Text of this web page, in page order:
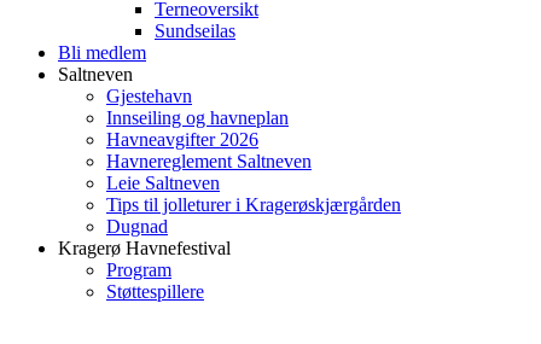
Terneoversikt
Sundseilas
Bli medlem
Saltneven
Gjestehavn
Innseiling og havneplan
Havneavgifter 2026
Havnereglement Saltneven
Leie Saltneven
Tips til jolleturer i Kragerøskjærgården
Dugnad
Kragerø Havnefestival
Program
Støttespillere